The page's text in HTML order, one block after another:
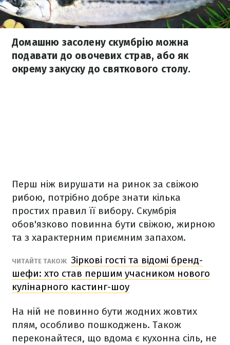
Домашню засолену скумбрію можна
подавати до овочевих страв, або як
окрему закуску до святкового столу.
Перш ніж вирушати на ринок за свіжою
рибою, потрібно добре знати кілька
простих правил її вибору. Скумбрія
обов'язково повинна бути свіжою, жирною
та з характерним приємним запахом.
ЧИТАЙТЕ ТАКОЖ Зіркові гості та відомі бренд-
шефи: хто став першим учасником нового
кулінарного кастинг-шоу
На ній не повинно бути жодних жовтих
плям, особливо пошкоджень. Також
переконайтеся, що вдома є кухонна сіль, не